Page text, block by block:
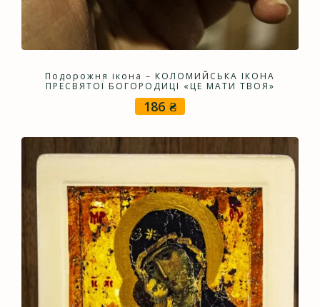
Подорожня ікона – КОЛОМИЙСЬКА ІКОНА
ПРЕСВЯТОЇ БОГОРОДИЦІ «ЦЕ МАТИ ТВОЯ»
186 ₴